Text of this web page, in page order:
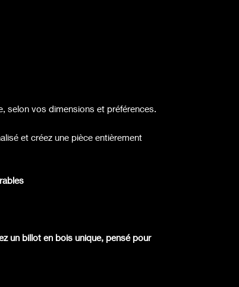
selon vos dimensions et préférences.
et créez une pièce entièrement
un billot en bois unique, pensé pour